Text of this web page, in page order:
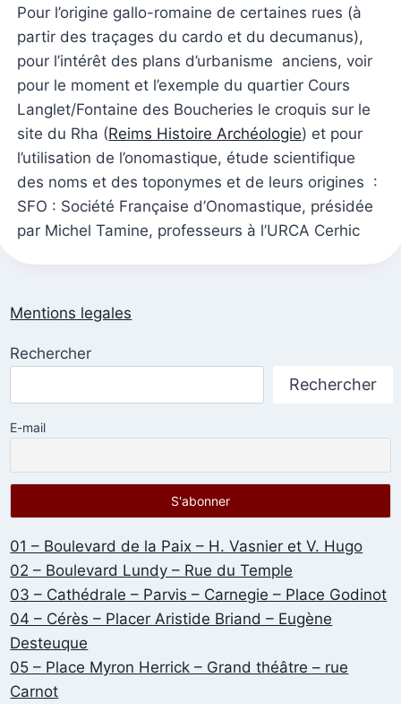
Pour l’origine gallo-romaine de certaines rues (à
partir des traçages du cardo et du decumanus),
pour l’intérêt des plans d’urbanisme anciens, voir
pour le moment et l’exemple du quartier Cours
Langlet/Fontaine des Boucheries le croquis sur le
site du Rha (Reims Histoire Archéologie) et pour
l’utilisation de l’onomastique, étude scientifique
des noms et des toponymes et de leurs origines :
SFO : Société Française d’Onomastique, présidée
par Michel Tamine, professeurs à l’URCA Cerhic
Mentions legales
Rechercher
Rechercher
E-mail
01 – Boulevard de la Paix – H. Vasnier et V. Hugo
02 – Boulevard Lundy – Rue du Temple
03 – Cathédrale – Parvis – Carnegie – Place Godinot
04 – Cérès – Placer Aristide Briand – Eugène
Desteuque
05 – Place Myron Herrick – Grand théâtre – rue
Carnot